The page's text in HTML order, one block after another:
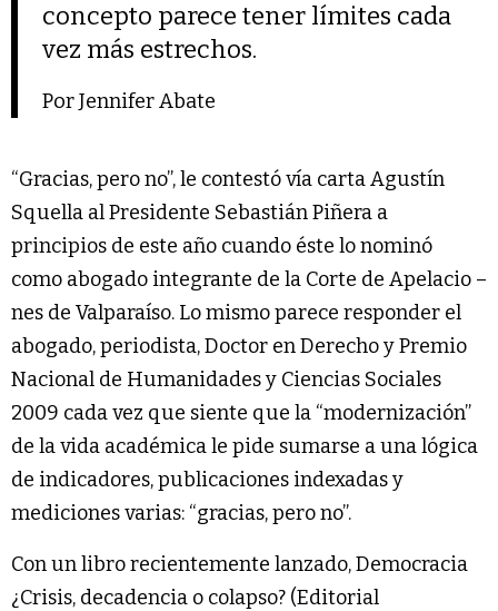
concepto parece tener límites cada
vez más estrechos.
Por Jennifer Abate
“Gracias, pero no”, le contestó vía carta Agustín
Squella al Presidente Sebastián Piñera a
principios de este año cuando éste lo nominó
como abogado integrante de la Corte de Apelacio –
nes de Valparaíso. Lo mismo parece responder el
abogado, periodista, Doctor en Derecho y Premio
Nacional de Humanidades y Ciencias Sociales
2009 cada vez que siente que la “modernización”
de la vida académica le pide sumarse a una lógica
de indicadores, publicaciones indexadas y
mediciones varias: “gracias, pero no”.
Con un libro recientemente lanzado, Democracia
¿Crisis, decadencia o colapso? (Editorial